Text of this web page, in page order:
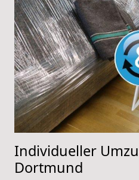
Individueller
Dortmund